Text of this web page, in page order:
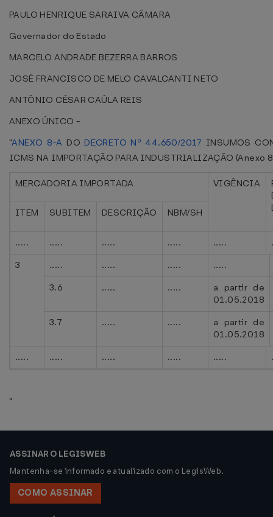
PAULO HENRIQUE SARAIVA CÂMARA
Governador do Estado
MARCELO ANDRADE BEZERRA BARROS
JOSÉ FRANCISCO DE MELO CAVALCANTI NETO
ANTÔNIO CÉSAR CAÚLA REIS
ANEXO ÚNICO -
"ANEXO 8-A DO DECRETO Nº 44.650/2017 INSUMOS
ICMS NA IMPORTAÇÃO PARA INDUSTRIALIZAÇÃO (Anexo
MERCADORIA IMPORTADA VIGÊNCIA
ITEM SUBITEM DESCRIÇÃO NBM/SH
..... ..... ..... ..... .....
3
..... ..... .....
.....
3.6
..... .....
a partir de
01.05.2018
3.7
..... .....
a partir de
01.05.2018
.....
..... ..... ..... .....
"
ASSINAR O LEGISWEB
Mantenha-se informado e atualizado com o LegisWeb.
COMO ASSINAR